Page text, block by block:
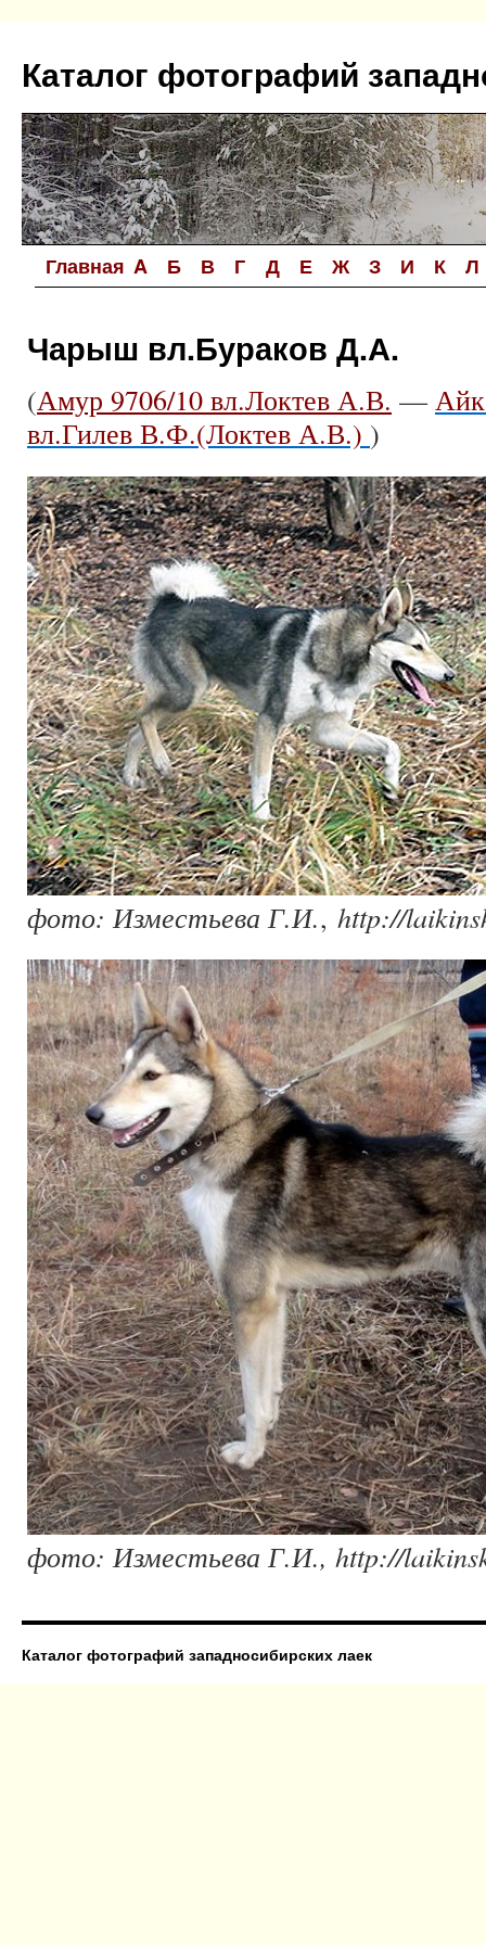
содержимому
Каталог фотографий
Главная A Б В Г Д Е Ж З И К Л
Чарыш вл.Бураков Д.А.
(Амур 9706/10 вл.Локтев А.В. —
вл.Гилев В.Ф.(Локтев А.В.) )
фото: Изместьева Г.И., http://
фото: Изместьева Г.И., http://
Каталог фотографий западносибирских лаек